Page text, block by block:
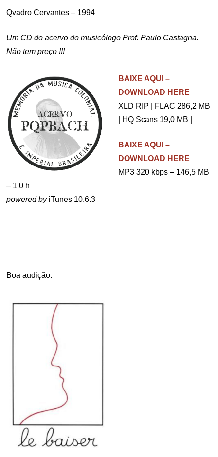
Qvadro Cervantes – 1994
Um CD do acervo do musicólogo Prof. Paulo Castagna.
Não tem preço !!!
BAIXE AQUI –
DOWNLOAD HERE
XLD RIP | FLAC 286,2 MB
| HQ Scans 19,0 MB |
BAIXE AQUI –
DOWNLOAD HERE
MP3 320 kbps – 146,5 MB
– 1,0 h
powered byiTunes 10.6.3
Boa audição.